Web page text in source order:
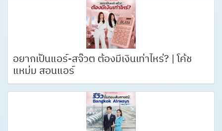
อยากเป็นแอร์-สจ๊วต ต้องมีเงินเท่าไหร่? | โค้ช
แหม่ม สอนแอร์